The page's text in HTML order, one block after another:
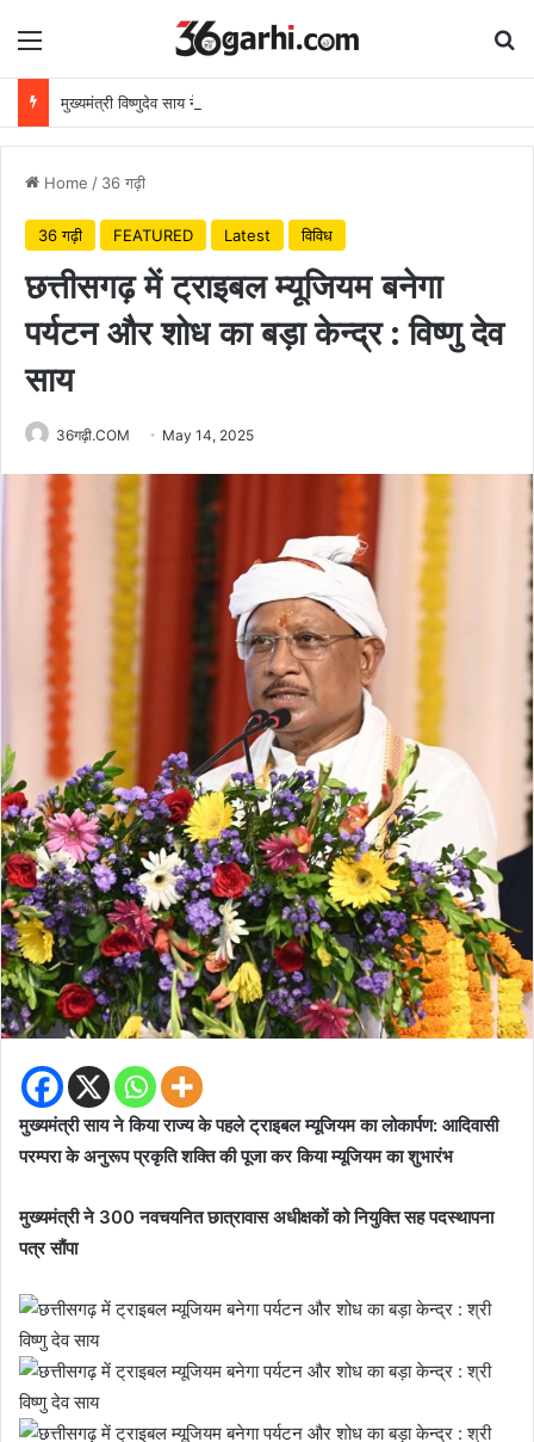
Menu
Home / 36 गढ़ी
36 गढ़ी FEATURED Latest विविध
छत्तीसगढ़ में ट्राइबल म्यूजियम बनेगा
पर्यटन और शोध का बड़ा केन्द्र : विष्णु देव
साय
36गढ़ी.COM May 14, 2025
मुख्यमंत्री साय ने किया राज्य के पहले ट्राइबल म्यूजियम का लोकार्पण: आदिवासी
परम्परा के अनुरूप प्रकृति शक्ति की पूजा कर किया म्यूजियम का शुभारंभ
मुख्यमंत्री ने 300 नवचयनित छात्रावास अधीक्षकों को नियुक्ति सह पदस्थापना
पत्र सौंपा